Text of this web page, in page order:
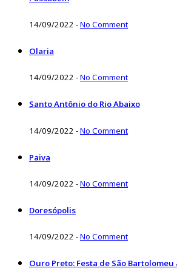
14/09/2022 -No Comment
Olaria
14/09/2022 -No Comment
Santo Antônio do Rio Abaixo
14/09/2022 -No Comment
Paiva
14/09/2022 -No Comment
Doresópolis
14/09/2022 -No Comment
Ouro Preto: Festa de São